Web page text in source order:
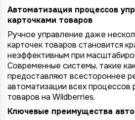
Автоматизация процессов
карточками товаров
Ручное управление даже
карточек товаров становится
неэффективным при
Современные системы, такие
предоставляют всестороннее
автоматизации всех процессов
товаров на Wildberries.
Ключевые преимущества